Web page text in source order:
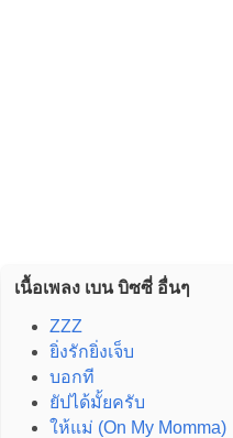
เนื้อเพลง เบน บิซซี่ อื่นๆ
ZZZ
ยิ่งรักยิ่งเจ็บ
บอกที
ยัปได้มั้ยครับ
ให้แม่ (On My Momma)